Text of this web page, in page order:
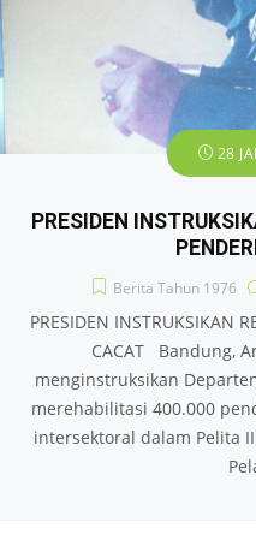
28
PRESIDEN
Berita Tahun 1976
PRESIDEN INSTRUKSIKAN
CACAT Bandung,
menginstruksikan
merehabilitasi 400.000
intersektoral dalam Pelita